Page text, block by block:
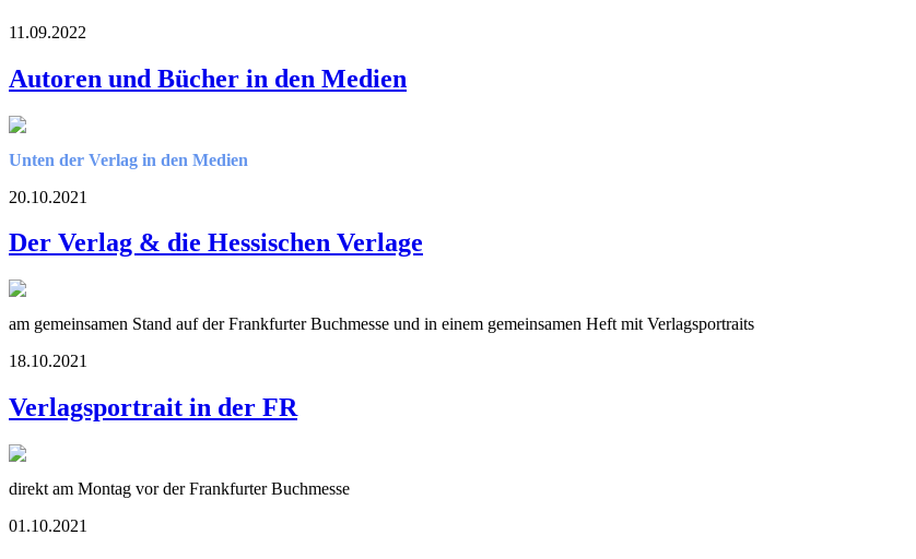
11.09.2022
Autoren und Bücher in den Medien
Unten der Verlag in den Medien
20.10.2021
Der Verlag & die Hessischen Verlage
am gemeinsamen Stand auf der Frankfurter Buchmesse und in einem gemeinsamen Heft mit Verlagsportraits
18.10.2021
Verlagsportrait in der FR
direkt am Montag vor der Frankfurter Buchmesse
01.10.2021